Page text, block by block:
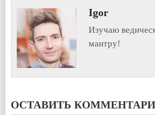
Igor
Изучаю
мантру!
ОСТАВИТЬ